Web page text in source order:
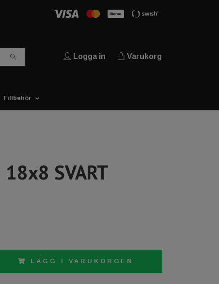
Logga in Varukorg
Tillbehör
18x8 SVART
LÄGG I VARUKORGEN